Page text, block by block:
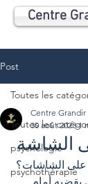
Centre
Post
Toutes les
psychologie
psychothérapie
Toutes les
الشاشة
Centre Grandir
30 août 2023 1
الشاشات؟